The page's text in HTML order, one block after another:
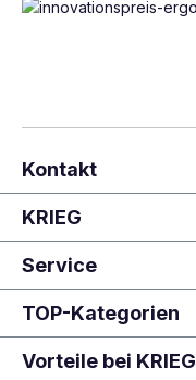
Kontakt
KRIEG
Service
TOP-Kategorien
Vorteile bei KRIEG